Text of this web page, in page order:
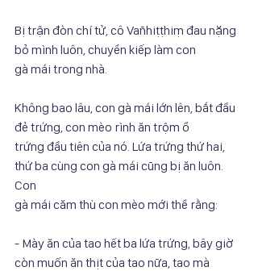
Bị trận đòn chí tử, cô Vañhiṭṭhiṃ đau nặng
bỏ mình luôn, chuyển kiếp làm con
gà mái trong nhà.
Không bao lâu, con gà mái lớn lên, bắt đầu
đẻ trứng, con mèo rình ăn trộm ổ
trứng đầu tiên của nó. Lứa trứng thứ hai,
thứ ba cùng con gà mái cũng bị ăn luôn.
Con
gà mái căm thù con mèo mới thề rằng:
- Mày ăn của tao hết ba lứa trứng, bây giờ
còn muốn ăn thịt của tao nữa, tao mà